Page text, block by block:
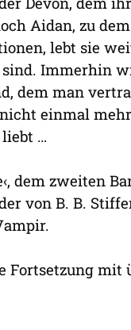
Aidan, zu
lebt sie
Immerhin
dem man
einmal
…
dem zweiten
von B. B.
Fortsetzung mit